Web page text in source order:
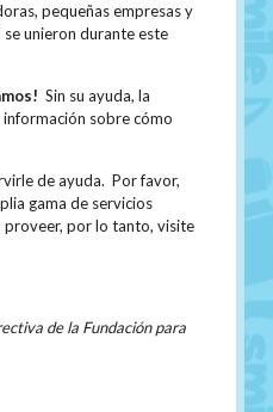
pequeñas empresas y
unieron durante este
Sin su ayuda, la
sobre cómo
de ayuda. Por favor,
gama de servicios
por lo tanto, visite
de la Fundación para